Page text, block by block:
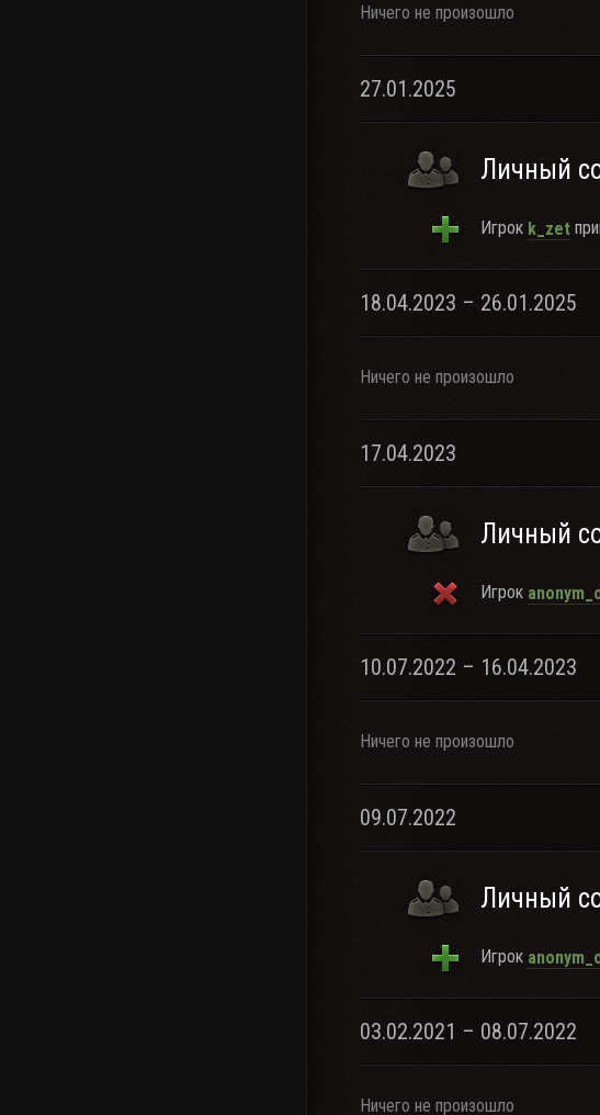
Ничего не произошло
27.01.2025
Личный
Игрок k_zet
18.04.2023 – 26.01.2025
Ничего не произошло
17.04.2023
Личный
Игрок
10.07.2022 – 16.04.2023
Ничего не произошло
09.07.2022
Личный
Игрок
03.02.2021 – 08.07.2022
Ничего не произошло